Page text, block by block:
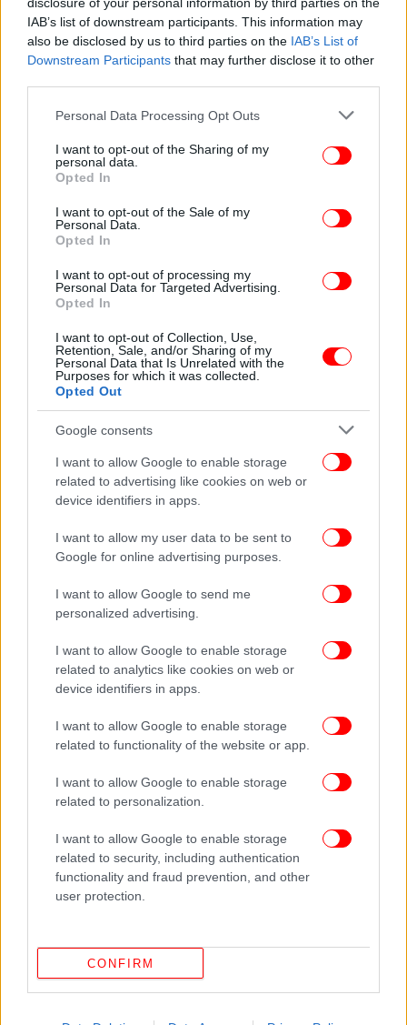
IAB’s list of downstream participants. This information may
also be disclosed by us to third parties on the IAB’s List of
Downstream Participants that may further disclose it to other
Please note that this website/app uses one or more Google
not limited to your visit or usage behaviour. You may click to
grant or deny consent to Google and its third-party tags to
use your data for below specified purposes in below Google
consent section.
Personal Data Processing Opt Outs
I want to opt-out of the Sharing of my
personal data.
Opted In
I want to opt-out of the Sale of my
Personal Data.
Opted In
I want to opt-out of processing my
Personal Data for Targeted Advertising.
Opted In
I want to opt-out of Collection, Use,
Retention, Sale, and/or Sharing of my
Personal Data that Is Unrelated with the
Purposes for which it was collected.
Opted Out
Google consents
I want to allow Google to enable storage
related to advertising like cookies on web or
device identifiers in apps.
I want to allow my user data to be sent to
Google for online advertising purposes.
I want to allow Google to send me
personalized advertising.
I want to allow Google to enable storage
related to analytics like cookies on web or
device identifiers in apps.
I want to allow Google to enable storage
related to functionality of the website or app.
I want to allow Google to enable storage
related to personalization.
I want to allow Google to enable storage
related to security, including authentication
functionality and fraud prevention, and other
user protection.
CONFIRM
Enaon EDA: Kαμία διαρροή φυσικού αερίου -Οι έλεγχοι
ολοκληρώθηκαν
Οι έλεγχοι στο δίκτυο φυσικού αερίου της Αττικής,
ολοκληρώθηκαν χθες στις 22:30 και δεν
διαπιστώθηκε καμία διαρροή φυσικού αερίου ούτε
υπήρξε οποιοδήποτε εύρημα που να σχετίζεται με
το δίκτυο διανομής. Αυτό ανακοίνωσε σήμερα η
εταιρεία διαχείρισης του δικτύου, Enaon EDA,
Κέντρο της Άμεσης Επέμβασης της εταιρείας για
οσμή στην ατμόσφαιρα σε περιοχές της Αττικής.
Όπωςτονίζει η Enaon: «Τα αρμόδια συνεργεία
επιφυλακής μετέβησαν άμεσα στις περιοχές της
Αττικής από όπου προήλθαν μαζικές κλήσεις
ελέγχους. Η εταιρεία ενίσχυσε τη δομή της Άμεσης
Επέμβασης και κινητοποίησε ειδικό εξοπλισμό για
τη διενέργεια των ελέγχων.